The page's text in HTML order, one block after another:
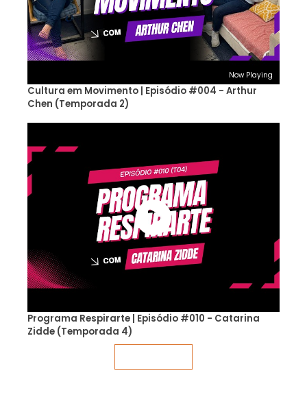
Now Playing
Cultura em Movimento | Episódio #004 - Arthur
Chen (Temporada 2)
Programa Respirarte | Episódio #010 - Catarina
Zidde (Temporada 4)